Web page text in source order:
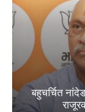
बहुचर्चित